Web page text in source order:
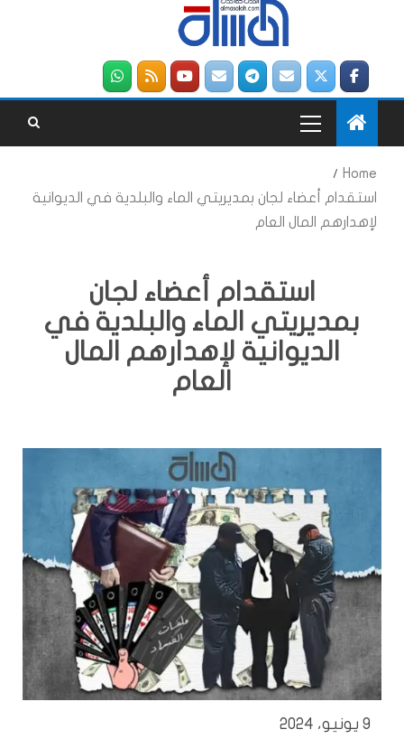
Home
استقدام أعضاء لجان بمديريتي الماء والبلدية في الديوانية
لإهدارهم المال العام
استقدام أعضاء لجان
بمديريتي الماء والبلدية في
الديوانية لإهدارهم المال
العام
9 يونيو، 2024